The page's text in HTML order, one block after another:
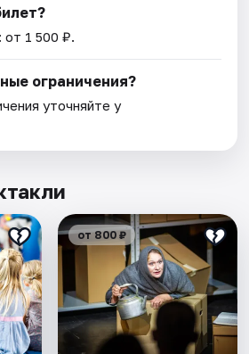
от 1 500 ₽.
ограничения?
уточняйте у
от 800 ₽